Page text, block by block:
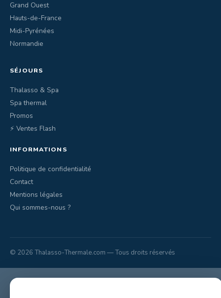
Grand Ouest
Hauts-de-France
Midi-Pyrénées
Normandie
SÉJOURS
Thalasso & Spa
Spa thermal
Promos
⚡ Ventes Flash
INFORMATIONS
Politique de confidentialité
Contact
Mentions légales
Qui sommes-nous ?
© 2026 Thalasso-Thermale.com — Tous droits réservés